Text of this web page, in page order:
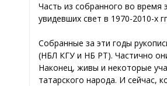
Часть из собранного во время
увидевших свет в 1970-2010-х
Собранные за эти годы
(НБЛ КГУ и НБ РТ). Частично
Наконец, живы и некоторые
татарского народа. И сейчас,